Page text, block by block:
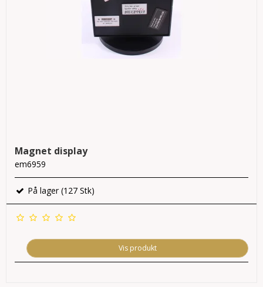
Magnet display
em6959
På lager (127 Stk)
Vis produkt